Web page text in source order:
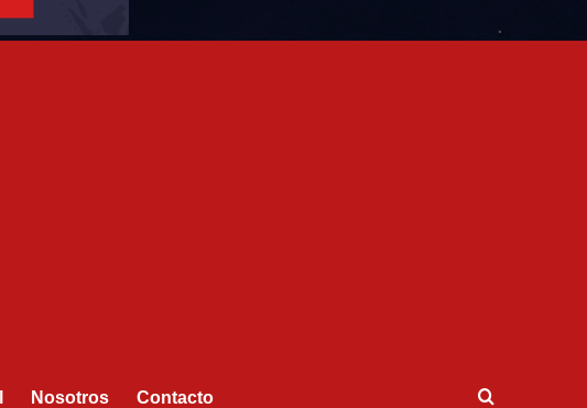
Nosotros Contacto